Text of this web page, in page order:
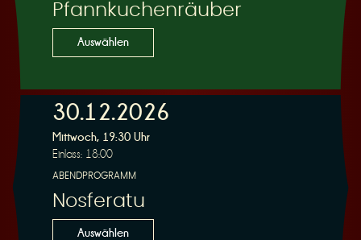
Pfannkuchenräuber
Auswählen
30.12.2026
Mittwoch, 19:30 Uhr
Einlass: 18:00
ABENDPROGRAMM
Nosferatu
Auswählen